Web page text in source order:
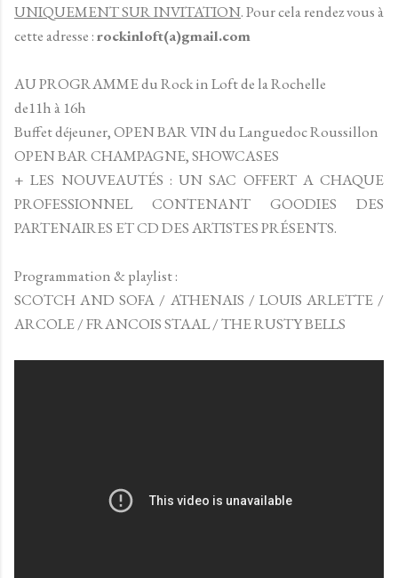
UNIQUEMENT SUR INVITATION. Pour cela rendez vous à
cette adresse :rockinloft(a)gmail.com
AU PROGRAMME du Rock in Loft de la Rochelle
de11h à 16h
Buffet déjeuner, OPEN BAR VIN du Languedoc Roussillon
OPEN BAR CHAMPAGNE, SHOWCASES
+ LES NOUVEAUTÉS : UN SAC OFFERT A CHAQUE
PROFESSIONNEL CONTENANT GOODIES DES
PARTENAIRES ET CD DES ARTISTES PRÉSENTS.
Programmation & playlist :
SCOTCH AND SOFA / ATHENAIS / LOUIS ARLETTE /
ARCOLE / FRANCOIS STAAL / THE RUSTY BELLS